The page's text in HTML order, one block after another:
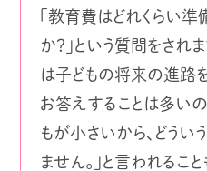
「教育費はどれくらい
か？」という質問をされ
は子どもの将来の進路を
お答えすることは多い
もが小さいから、どうい
ません。」と言われるこ